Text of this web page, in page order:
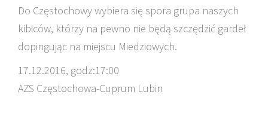
Do Częstochowy wybiera się spora grupa naszych
kibiców, którzy na pewno nie będą szczędzić gardeł
dopingując na miejscu Miedziowych.
17.12.2016, godz:17:00
AZS Częstochowa-Cuprum Lubin